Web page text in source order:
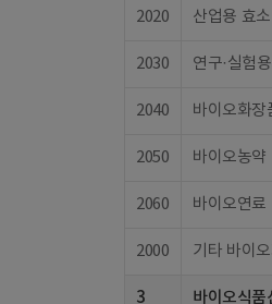
2020 산업용 효
2030 연구·실험
2040 바이오화장
2050 바이오농약
2060 바이오연료
2000 기타 바이
3 바이오식품